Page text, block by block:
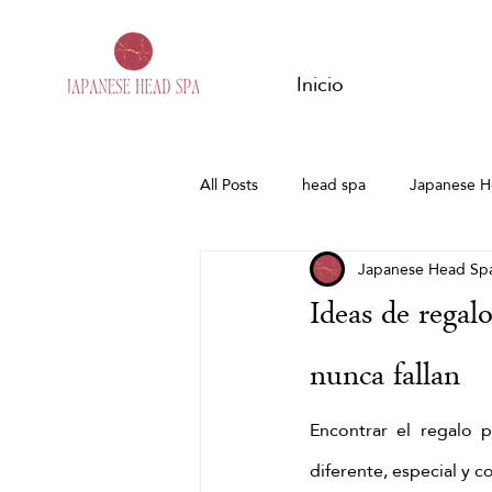
Inicio
All Posts head spa Japanese
embarazo
ritual de
Ideas de
nunca fallan
Japanese Head
Encontrar el regalo
diferente, especial y